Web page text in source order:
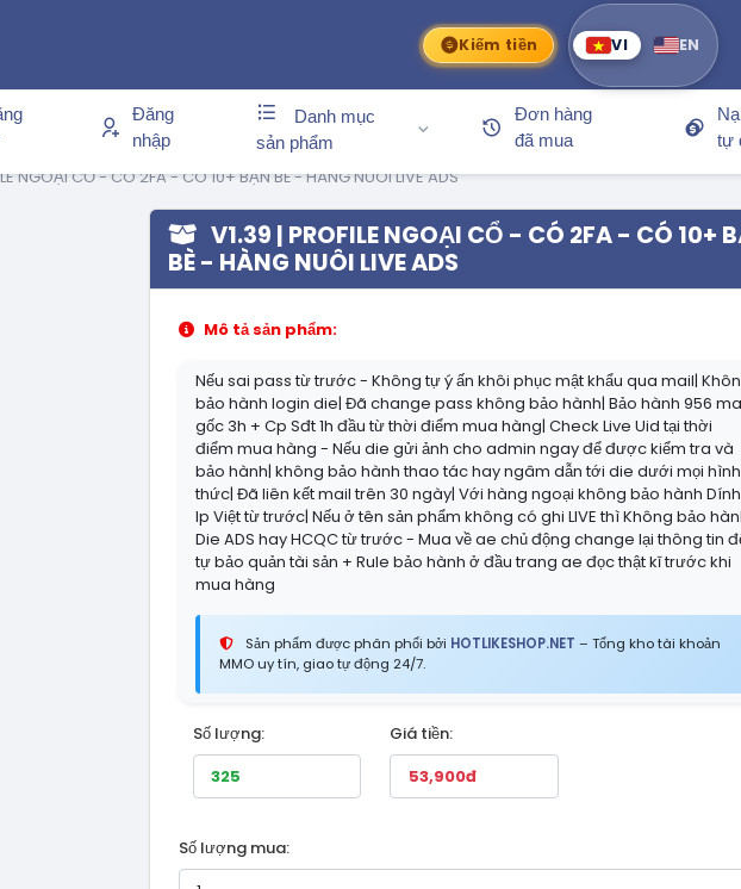
Kiếm tiền VI EN
Đăng
nhập
Danh mục
sản phẩm
Đơn hàng
đã mua
tự
NGOẠI CỔ - CÓ 2FA - CÓ 10+ BẠN BÈ - HÀNG NUÔI LIVE ADS
V1.39 | PROFILE NGOẠI CỔ - CÓ 2FA - CÓ 10+
BÈ - HÀNG NUÔI LIVE ADS
Mô tả sản phẩm:
Nếu sai pass từ trước - Không tự ý ấn khôi phục mật khẩu qua mail|
bảo hành login die| Đã change pass không bảo hành| Bảo hành 956
gốc 3h + Cp Sđt 1h đầu từ thời điểm mua hàng| Check Live Uid tại thời
điểm mua hàng - Nếu die gửi ảnh cho admin ngay để được kiểm tra và
bảo hành| không bảo hành thao tác hay ngâm dẫn tới die dưới mọi hình
thức| Đã liên kết mail trên 30 ngày| Với hàng ngoại không bảo hành Dính
Ip Việt từ trước| Nếu ở tên sản phẩm không có ghi LIVE thì Không bảo
Die ADS hay HCQC từ trước - Mua về ae chủ động change lại thông tin
tự bảo quản tài sản + Rule bảo hành ở đầu trang ae đọc thật kĩ trước khi
mua hàng
Sản phẩm được phân phối bởi HOTLIKESHOP.NET – Tổng kho tài khoản
MMO uy tín, giao tự động 24/7.
Số lượng: Giá tiền:
Số lượng mua: